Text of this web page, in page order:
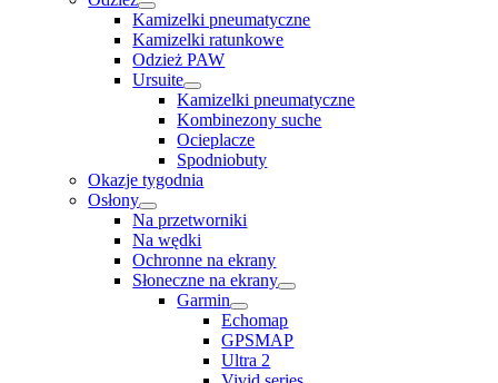
Kamizelki pneumatyczne
Kamizelki ratunkowe
Odzież PAW
Ursuite
Kamizelki pneumatyczne
Kombinezony suche
Ocieplacze
Spodniobuty
Okazje tygodnia
Osłony
Na przetworniki
Na wędki
Ochronne na ekrany
Słoneczne na ekrany
Garmin
Echomap
GPSMAP
Ultra 2